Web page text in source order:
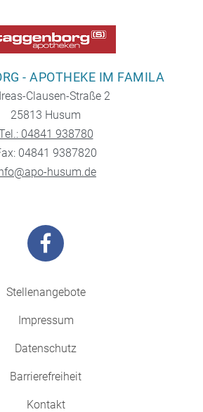
- APOTHEKE IM FAMILA
Clausen-Straße 2
25813 Husum
04841 938780
04841 9387820
husum.de
Stellenangebote
Impressum
Datenschutz
Barrierefreiheit
Kontakt